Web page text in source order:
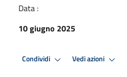
Data :
10 giugno 2025
Condividi Vedi azioni